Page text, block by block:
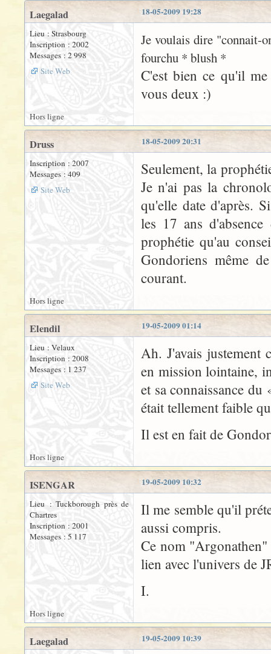
18-05-2009 19:28
Laegalad
Lieu : Strasbourg
Inscription : 2002
Messages : 2 998
Site Web
Je voulais dire "connait-
fourchu * blush *
C'est bien ce qu'il
vous deux :)
Hors ligne
18-05-2009 20:31
Druss
Inscription : 2007
Messages : 409
Site Web
Seulement, la
Je n'ai pas la
qu'elle date d'après.
les 17 ans
prophétie qu'au
Gondoriens même
courant.
Hors ligne
19-05-2009 01:14
Elendil
Lieu : Velaux
Inscription : 2008
Messages : 1 237
Site Web
Ah. J'avais justement
en mission lointaine,
et sa connaissance
était tellement faible
Il est en fait de
Hors ligne
19-05-2009 10:32
ISENGAR
Lieu : Tuckborough près de
Chartres
Inscription : 2001
Messages : 5 117
Il me semble qu'il
aussi compris.
Ce nom
lien avec l'univers de
I.
Hors ligne
19-05-2009 10:39
Laegalad